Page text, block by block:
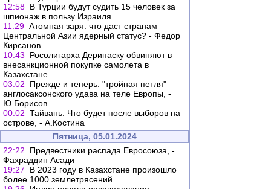
12:58 В Турции будут судить 15 человек за
шпионаж в пользу Израиля
11:29 Атомная заря: что даст странам
Центральной Азии ядерный статус? - Федор
Кирсанов
10:43
Росолигарха Дерипаску обвиняют в
внесанкционной покупке самолета в
Казахстане
03:02
Прежде и теперь: "тройная петля"
англосаксонского удава на теле Европы, -
Ю.Борисов
00:02 Тайвань. Что будет после выборов на
острове, - А.Костина
Пятница, 05.01.2024
22:22
Предвестники распада Евросоюза, -
Фахраддин Асади
19:27
В 2023 году в Казахстане произошло
более 1000 землетрясений